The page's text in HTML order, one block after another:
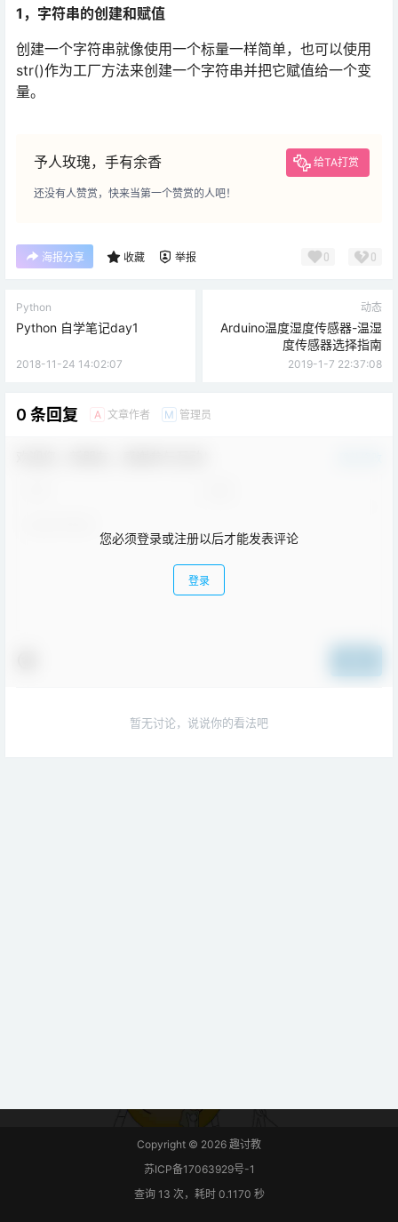
1，字符串的创建和赋值
创建一个字符串就像使用一个标量一样简单，也可以使用
str()作为工厂方法来创建一个字符串并把它赋值给一个变
量。
予人玫瑰，手有余香 给TA打赏
还没有人赞赏，快来当第一个赞赏的人吧！
海报分享 收藏 举报 0 0
Python
Python 自学笔记day1
2018-11-24 14:02:07
动态
Arduino温度湿度传感器-温湿
度传感器选择指南
2019-1-7 22:37:08
0 条回复 A 文章作者 M 管理员
您必须登录或注册以后才能发表评论
登录
暂无讨论，说说你的看法吧
Copyright © 2026 趣讨教
苏ICP备17063929号-1
查询 13 次，耗时 0.1170 秒